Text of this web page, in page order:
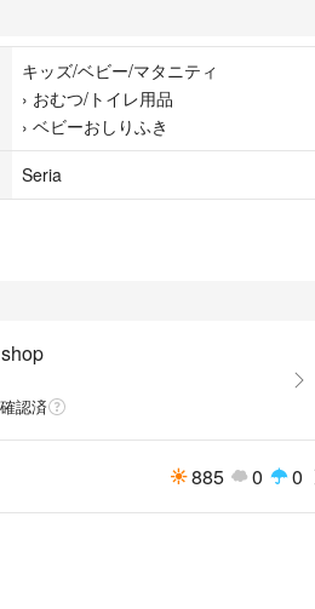
リアタイプ
ですが
やかすれがある場合がございます。
さい。
キッズ/ベビー/マタニティ
› おむつ/トイレ用品
› ベビーおしりふき
Seria
認済
885 0 0